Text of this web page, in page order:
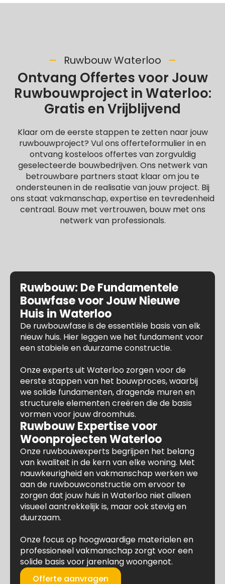
Ruwbouw Waterloo
Ontvang Offertes voor Jouw
Ruwbouwproject in Waterloo:
Gratis en Vrijblijvend
Klaar om de eerste stappen te zetten naar jouw
ruwbouwproject? Vul ons offerteformulier in en
ontvang kosteloos offertes van zorgvuldig
geselecteerde bouwbedrijven. Ons netwerk van
betrouwbare partners staat klaar om jou te
ondersteunen in de realisatie van jouw project. Bij
ons staat vakmanschap, expertise en tevredenheid
centraal. Bouw met vertrouwen, bouw met ons
netwerk van professionals.
Ruwbouw: De Fundamentele
Bouwfase voor Jouw Nieuwe
Huis in Waterloo
De ruwbouwfase is de essentiële basis van elk
nieuw huis. Hier leggen we het fundament voor
een stabiele en duurzame constructie.
Onze experts uit Waterloo zorgen voor de
eerste stappen van het bouwproces, waarbij
we solide fundamenten, dragende muren en
structurele elementen creëren die de basis
vormen voor jouw droomhuis.
Ruwbouw Expertise voor
Woonprojecten Waterloo
Onze ruwbouwexperts begrijpen het belang
van kwaliteit in de kern van elke woning. Met
nauwkeurigheid en vakmanschap werken we
aan de ruwbouwconstructie om ervoor te
zorgen dat jouw huis in Waterloo niet alleen
visueel aantrekkelijk is, maar ook stevig en
duurzaam.
Onze focus op hoogwaardige materialen en
professioneel vakmanschap zorgt voor een
solide basis voor jarenlang woongenot.
Offerte aanvragen